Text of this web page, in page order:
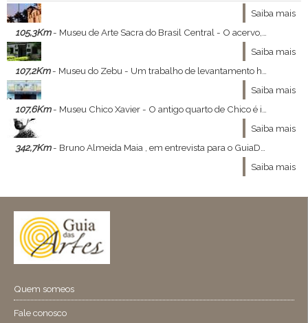
Saiba mais
105,3Km- Museu de Arte Sacra do Brasil Central - O acervo, rico em peças barrocas dos séculos XVIII e XIX, conta a história da Igreja Católica na região. Muitas peças são provenientes de doações da Cúria Metropolitana, sobressaindo-se as seções de vestes sacras, estandartes de procissões, paramentos, al
Saiba mais
107,2Km- Museu do Zebu - Um trabalho de levantamento histórico visando uma publicação, durante o qual foram surgindo documentos, fotos, objetos, relíquias dos pioneiros, enfim um rico acervo que merecia ser exposto de forma organizada.
Saiba mais
107,6Km- Museu Chico Xavier - O antigo quarto de Chico é impressionante,existem boinas, roupas, imagens, terços, cosméticos, livros (inclusive alguns deles bem antigos e gastos) ente outros objetos.
Saiba mais
342,7Km- Bruno Almeida Maia , em entrevista para o GuiaDasArtes - Bruno Almeida Maia , ministrante do curso Constelações Visionárias , a relação entre moda , arte e filosofia nos concedeu a ótima entrevista que se segue :
Saiba mais
Quem someos
Fale conosco